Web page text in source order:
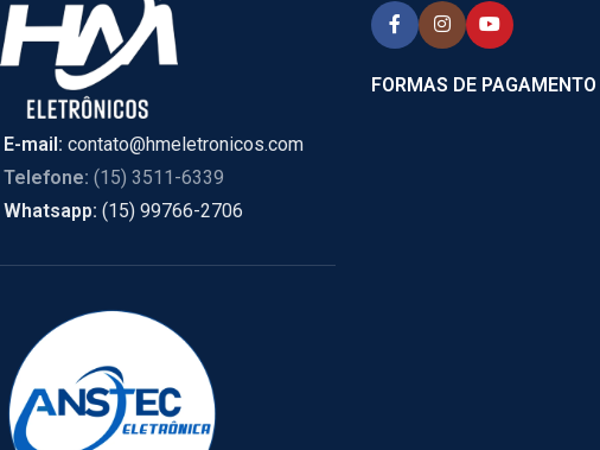
E-mail: contato@hmeletronicos.com
Telefone: (15) 3511-6339
Whatsapp: (15) 99766-2706
FORMAS DE PAGAMENTO